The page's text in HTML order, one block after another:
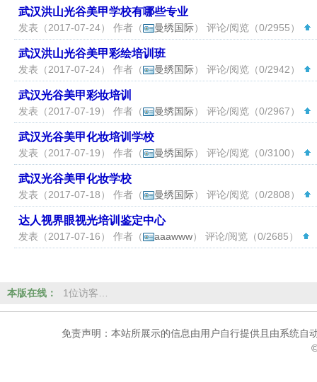
武汉洪山光谷美甲学校有哪些专业
发表（2017-07-24） 作者（ 曼绣国际） 评论/阅览（0/2955）
武汉洪山光谷美甲彩绘培训班
发表（2017-07-24） 作者（ 曼绣国际） 评论/阅览（0/2942）
武汉光谷美甲彩妆培训
发表（2017-07-19） 作者（ 曼绣国际） 评论/阅览（0/2967）
武汉光谷美甲化妆培训学校
发表（2017-07-19） 作者（ 曼绣国际） 评论/阅览（0/3100）
武汉光谷美甲化妆学校
发表（2017-07-18） 作者（ 曼绣国际） 评论/阅览（0/2808）
达人视界眼视光培训鉴定中心
发表（2017-07-16） 作者（ aaawww） 评论/阅览（0/2685）
本版在线： 1位访客…
免责声明：本站所展示的信息由用户自行提供且由系统